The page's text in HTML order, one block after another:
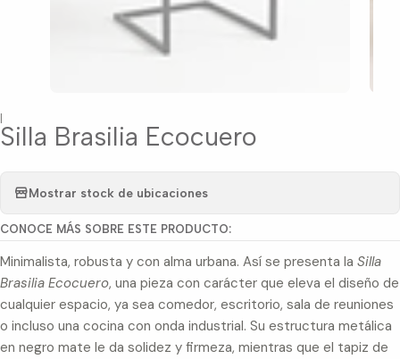
|
Silla Brasilia Ecocuero
Mostrar stock de ubicaciones
CONOCE MÁS SOBRE ESTE PRODUCTO:
Minimalista, robusta y con alma urbana. Así se presenta la Silla
Brasilia Ecocuero, una pieza con carácter que eleva el diseño de
cualquier espacio, ya sea comedor, escritorio, sala de reuniones
o incluso una cocina con onda industrial. Su estructura metálica
en negro mate le da solidez y firmeza, mientras que el tapiz de